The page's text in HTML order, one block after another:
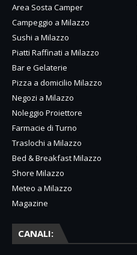
Area Sosta Camper
Campeggio a Milazzo
Sushi a Milazzo
Piatti Raffinati a Milazzo
Bar e Gelaterie
Pizza a domicilio Milazzo
Negozi a Milazzo
Noleggio Proiettore
Farmacie di Turno
Traslochi a Milazzo
Bed & Breakfast Milazzo
Shore Milazzo
Meteo a Milazzo
Magazine
CANALI: